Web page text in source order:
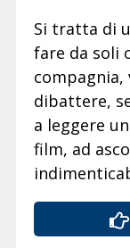
Si tratta di
fare da soli
dibattere,
a leggere
film, ad